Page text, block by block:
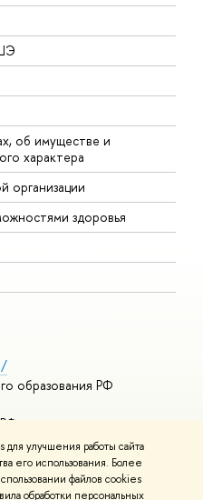
улучшения работы сайта
его использования. Более
файлов cookies
обработки персональных
об имуществе и
характера
организации
здоровья
образования РФ